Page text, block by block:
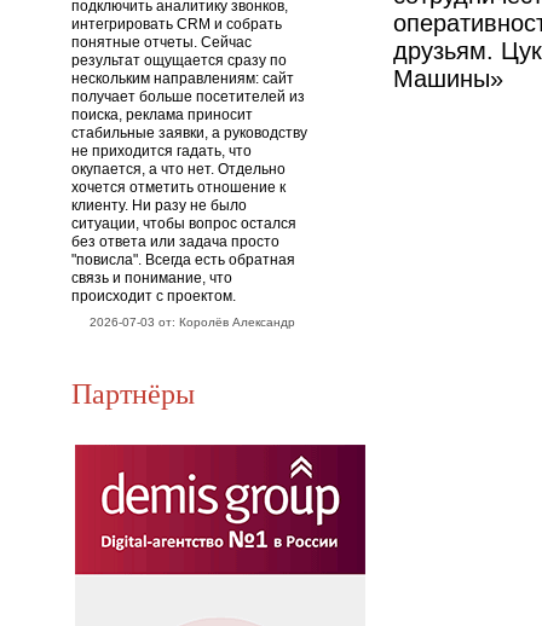
подключить аналитику звонков,
интегрировать CRM и собрать
понятные отчеты. Сейчас
результат ощущается сразу по
нескольким направлениям: сайт
получает больше посетителей из
поиска, реклама приносит
стабильные заявки, а руководству
не приходится гадать, что
окупается, а что нет. Отдельно
хочется отметить отношение к
клиенту. Ни разу не было
ситуации, чтобы вопрос остался
без ответа или задача просто
"повисла". Всегда есть обратная
связь и понимание, что
происходит с проектом.
2026-07-03 от: Королёв Александр
Партнёры
друзьям.
Машины»